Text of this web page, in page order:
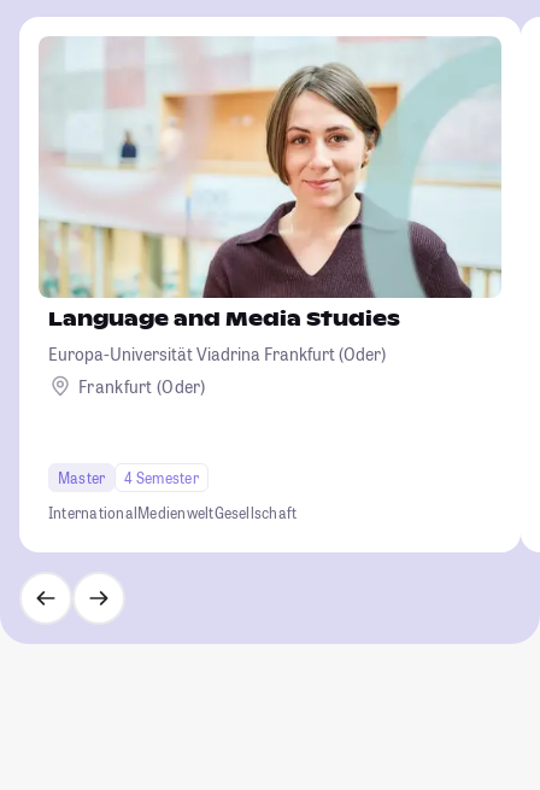
Language and Media Studies
Europa-Universität Viadrina Frankfurt (Oder)
Frankfurt (Oder)
Master
4 Semester
InternationalMedienweltGesellschaft